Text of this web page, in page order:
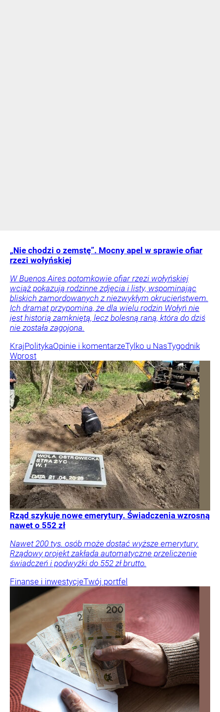
„Nie chodzi o zemstę”. Mocny apel w sprawie ofiar
rzezi wołyńskiej
W Buenos Aires potomkowie ofiar rzezi wołyńskiej
wciąż pokazują rodzinne zdjęcia i listy, wspominając
bliskich zamordowanych z niezwykłym okrucieństwem.
Ich dramat przypomina, że dla wielu rodzin Wołyń nie
jest historią zamkniętą, lecz bolesną raną, która do dziś
nie została zagojona.
KrajPolitykaOpinie i komentarzeTylko u NasTygodnik
Wprost
Rząd szykuje nowe emerytury. Świadczenia wzrosną
nawet o 552 zł
Nawet 200 tys. osób może dostać wyższe emerytury.
Rządowy projekt zakłada automatyczne przeliczenie
świadczeń i podwyżki do 552 zł brutto.
Finanse i inwestycjeTwój portfel